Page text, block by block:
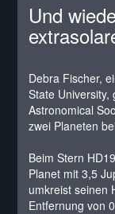
Und
Debra Fischer,
State
Astronomical
zwei Planeten
Beim Stern
Planet mit 3,5
umkreist seinen
Entfernung von